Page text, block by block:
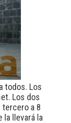
todos. Los
Los dos
tercero a 8
la llevará la